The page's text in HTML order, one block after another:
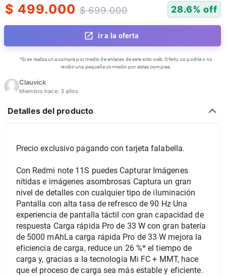
$ 499.000 $699.000 28.6% off
ir a la oferta
*Si se realiza una compra por medio de enlaces de este sitio web, Ofertu.co podría o no
recibir una pequeña comisión por estas compras.
Clauvick
Miembro hace: 3 años
Detalles del producto
Precio exclusivo pagando con tarjeta falabella.
Con Redmi note 11S puedes Capturar Imágenes
nítidas e imágenes asombrosas Captura un gran
nivel de detalles con cualquier tipo de iluminación
Pantalla con alta tasa de refresco de 90 Hz Una
experiencia de pantalla táctil con gran capacidad de
respuesta Carga rápida Pro de 33 W con gran batería
de 5000 mAhLa carga rápida Pro de 33 W mejora la
eficiencia de carga, reduce un 26 %* el tiempo de
carga y, gracias a la tecnología Mi FC + MMT, hace
que el proceso de carga sea más estable y eficiente.